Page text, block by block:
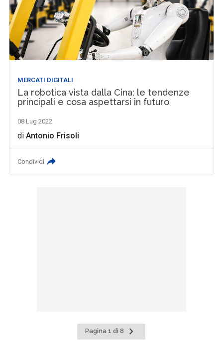
MERCATI DIGITALI
La robotica vista dalla Cina: le tendenze
principali e cosa aspettarsi in futuro
08 Lug 2022
diAntonio Frisoli
Condividi
Pagina 1 di 8
Pagina
successiva